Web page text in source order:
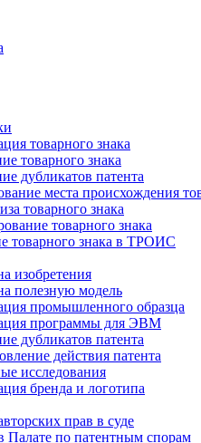
товарного знака
товарного знака
дубликатов патента
места происхождения
товарного знака
товарного знака
товарного знака в ТРОИС
изобретения
полезную модель
промышленного образца
программы для ЭВМ
дубликатов патента
действия патента
исследования
бренда и логотипа
прав в суде
Палате по патентным спорам